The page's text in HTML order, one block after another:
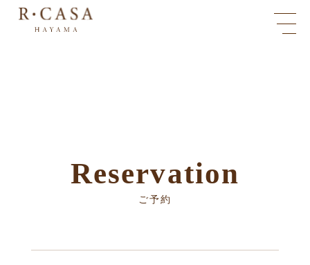
Reservation
ご予約